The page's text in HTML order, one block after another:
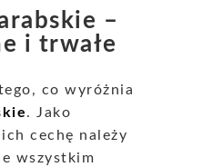
–
i trwałe
co wyróżnia
. Jako
cechę należy
wszystkim